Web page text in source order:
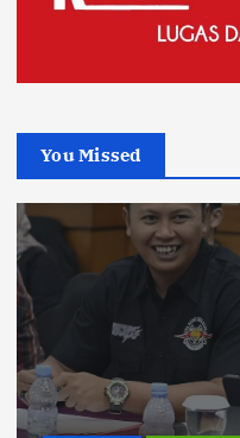
You Missed
Uncategorized